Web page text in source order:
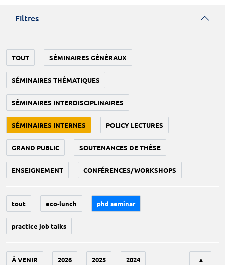
Filtres
TOUT SÉMINAIRES GÉNÉRAUX
SÉMINAIRES THÉMATIQUES
SÉMINAIRES INTERDISCIPLINAIRES
SÉMINAIRES INTERNES POLICY LECTURES
GRAND PUBLIC SOUTENANCES DE THÈSE
ENSEIGNEMENT CONFÉRENCES/WORKSHOPS
tout eco-lunch phd seminar
practice job talks
À VENIR 2026 2025 2024 ▲